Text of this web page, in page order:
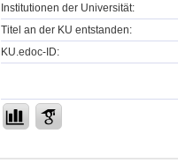
Institutionen der Universität:
Titel an der KU entstanden:
KU.edoc-ID: